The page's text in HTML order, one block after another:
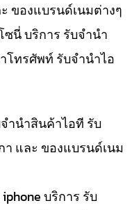
ของแบรนด์เนมต่างๆ
นี่ บริการ รับจำนำ
โทรศัพท์ รับจำนำไอ
ำนำสินค้าไอที รับ
และ ของแบรนด์เนม
บริการ รับ